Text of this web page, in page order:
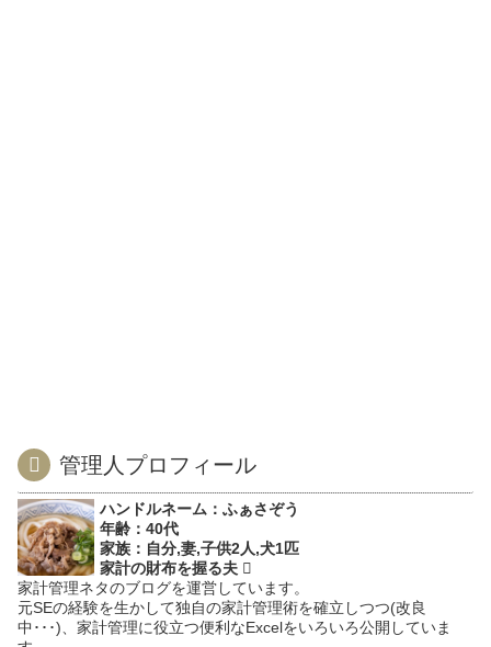
管理人プロフィール
ハンドルネーム：ふぁさぞう
年齢：40代
家族：自分,妻,子供2人,犬1匹
家計の財布を握る夫
家計管理ネタのブログを運営しています。
元SEの経験を生かして独自の家計管理術を確立しつつ(改良
中･･･)、家計管理に役立つ便利なExcelをいろいろ公開していま